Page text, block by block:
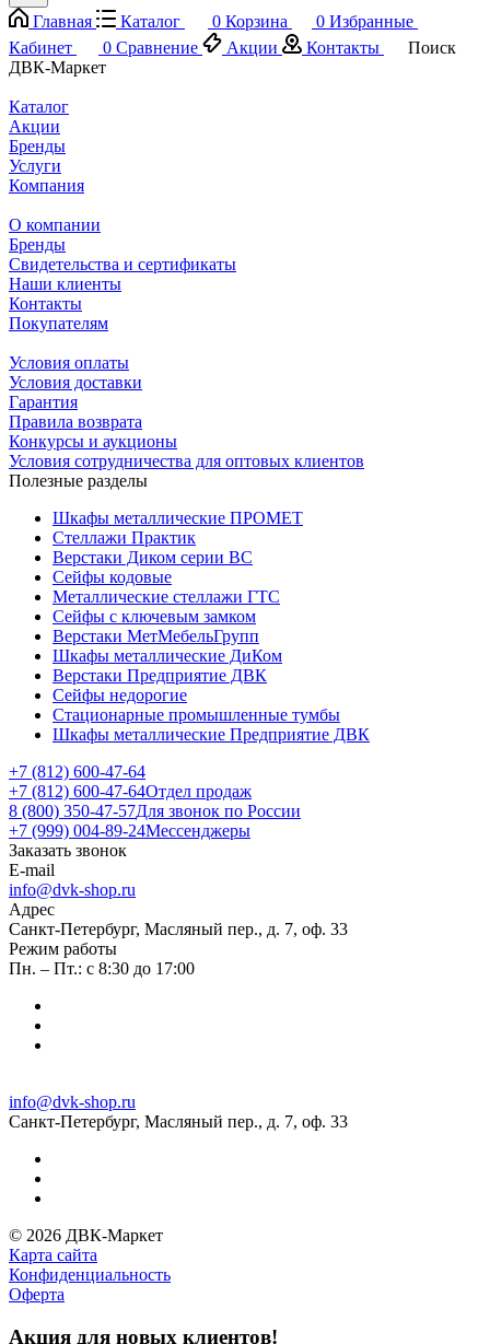
Главная Каталог 0 Корзина 0 Избранные
Кабинет
0 Сравнение Акции Контакты
Поиск
ДВК-Маркет
Каталог
Акции
Бренды
Услуги
Компания
О компании
Бренды
Свидетельства и сертификаты
Наши клиенты
Контакты
Покупателям
Условия оплаты
Условия доставки
Гарантия
Правила возврата
Конкурсы и аукционы
Условия сотрудничества для оптовых клиентов
Полезные разделы
Шкафы металлические ПРОМЕТ
Стеллажи Практик
Верстаки Диком серии ВС
Сейфы кодовые
Металлические стеллажи ГТС
Сейфы с ключевым замком
Верстаки МетМебельГрупп
Шкафы металлические ДиКом
Верстаки Предприятие ДВК
Сейфы недорогие
Стационарные промышленные тумбы
Шкафы металлические Предприятие ДВК
+7 (812) 600-47-64
+7 (812) 600-47-64Отдел продаж
8 (800) 350-47-57Для звонок по России
+7 (999) 004-89-24Мессенджеры
Заказать звонок
E-mail
info@dvk-shop.ru
Адрес
Санкт-Петербург, Масляный пер., д. 7, оф. 33
Режим работы
Пн. – Пт.: с 8:30 до 17:00
info@dvk-shop.ru
Санкт-Петербург, Масляный пер., д. 7, оф. 33
© 2026 ДВК-Маркет
Карта сайта
Конфиденциальность
Оферта
Акция для новых клиентов!